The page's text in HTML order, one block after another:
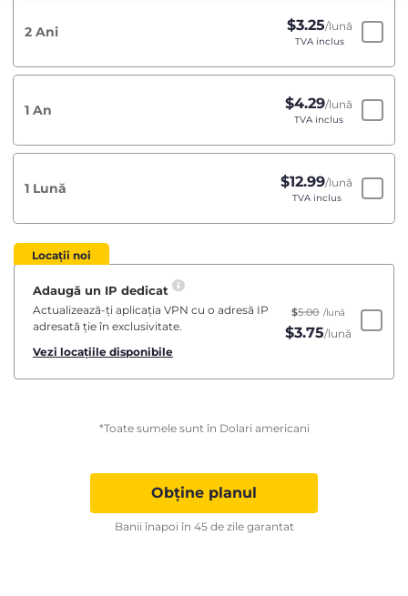
2 Ani $3.25/lună
TVA inclus
1 An $4.29/lună
TVA inclus
1 Lună $12.99/lună
TVA inclus
Locații noi
Adaugă un IP dedicat
Actualizează-ți aplicația VPN cu o adresă IP
adresată ție în exclusivitate.
Vezi locațiile disponibile
$5.00 /lună
$3.75/lună
*Toate sumele sunt în Dolari americani
Obține planul
Banii înapoi în 45 de zile garantat